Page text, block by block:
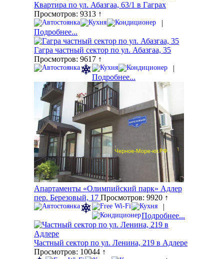
Квартира по ул. Абазгаа, 63/1 в Гаграх
Просмотров: 9313 ↑
|
Подробнее...
Гагра частный сектор по ул. Абазгаа, 35
Просмотров: 9617 ↑
|
Подробнее...
Апартаменты «Олимпийский парк» Адлер
пер. Березовый, 17 Просмотров: 9920 ↑
|
Подробнее...
Частный сектор по ул. Ленина, 219 в Адлере
Просмотров: 10044 ↑